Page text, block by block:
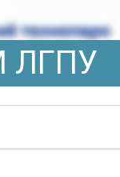
ЛГПУ